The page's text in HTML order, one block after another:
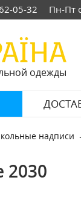
05-32 Пн-Пт
одежды
надписи
2030